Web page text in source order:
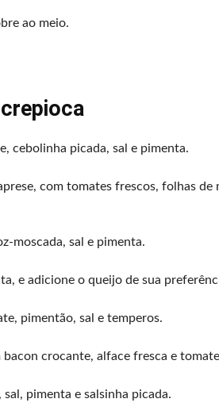
ao meio.
cebolinha picada, sal e pimenta.
com tomates frescos, folhas de
moscada, sal e pimenta.
e adicione o queijo de sua
pimentão, sal e temperos.
bacon crocante, alface fresca e
pimenta e salsinha picada.